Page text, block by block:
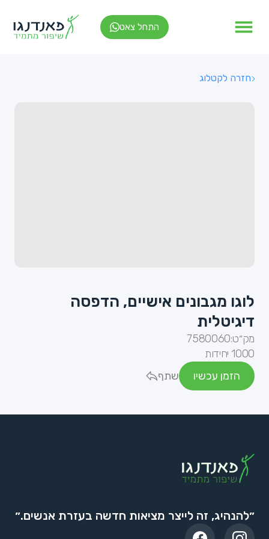
התחל צאט
חזרה לקטלוג
לוגו מגבונים אישיים, הדפסה
דיגיטלית
מק״ט:7580060
1000 יחידות
הזמן עכשיו
שתף
״להנהיג, זה לייצר מציאות חדשה בעזרת אנשים.״